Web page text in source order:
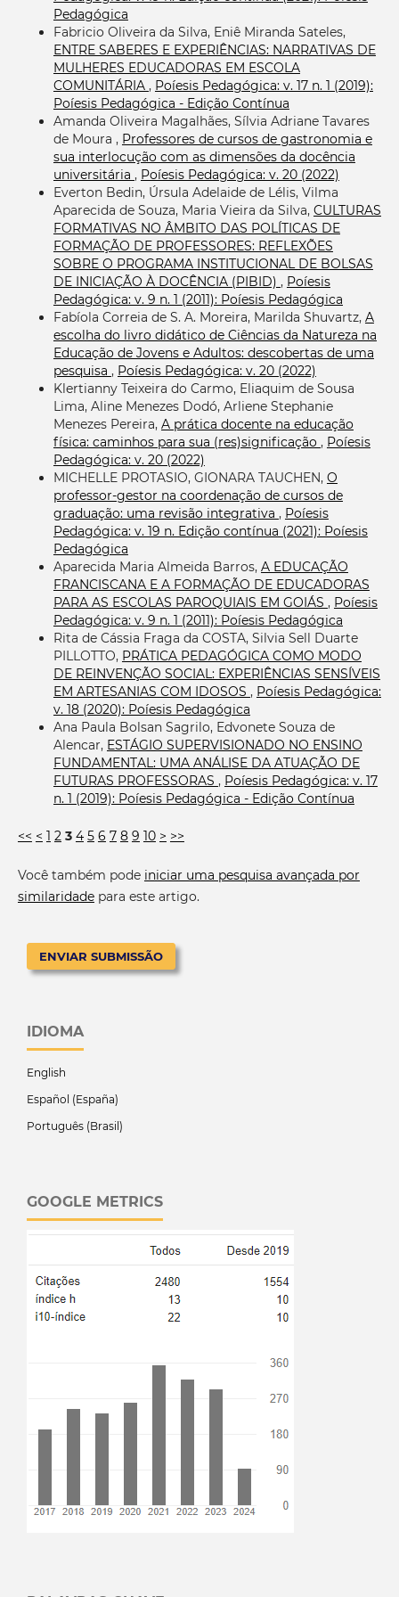
Pedagógica
Fabricio Oliveira da Silva, Eniê Miranda Sateles,
ENTRE SABERES E EXPERIÊNCIAS: NARRATIVAS DE
MULHERES EDUCADORAS EM ESCOLA
COMUNITÁRIA , Poíesis Pedagógica: v. 17 n. 1 (2019):
Poíesis Pedagógica - Edição Contínua
Amanda Oliveira Magalhães, Sílvia Adriane Tavares
de Moura , Professores de cursos de gastronomia e
sua interlocução com as dimensões da docência
universitária , Poíesis Pedagógica: v. 20 (2022)
Everton Bedin, Úrsula Adelaide de Lélis, Vilma
Aparecida de Souza, Maria Vieira da Silva, CULTURAS
FORMATIVAS NO ÂMBITO DAS POLÍTICAS DE
FORMAÇÃO DE PROFESSORES: REFLEXÕES
SOBRE O PROGRAMA INSTITUCIONAL DE BOLSAS
DE INICIAÇÃO À DOCÊNCIA (PIBID) , Poíesis
Pedagógica: v. 9 n. 1 (2011): Poíesis Pedagógica
Fabíola Correia de S. A. Moreira, Marilda Shuvartz, A
escolha do livro didático de Ciências da Natureza na
Educação de Jovens e Adultos: descobertas de uma
pesquisa , Poíesis Pedagógica: v. 20 (2022)
Klertianny Teixeira do Carmo, Eliaquim de Sousa
Lima, Aline Menezes Dodó, Arliene Stephanie
Menezes Pereira, A prática docente na educação
física: caminhos para sua (res)significação , Poíesis
Pedagógica: v. 20 (2022)
MICHELLE PROTASIO, GIONARA TAUCHEN, O
professor-gestor na coordenação de cursos de
graduação: uma revisão integrativa , Poíesis
Pedagógica: v. 19 n. Edição contínua (2021): Poíesis
Pedagógica
Aparecida Maria Almeida Barros, A EDUCAÇÃO
FRANCISCANA E A FORMAÇÃO DE EDUCADORAS
PARA AS ESCOLAS PAROQUIAIS EM GOIÁS , Poíesis
Pedagógica: v. 9 n. 1 (2011): Poíesis Pedagógica
Rita de Cássia Fraga da COSTA, Silvia Sell Duarte
PILLOTTO, PRÁTICA PEDAGÓGICA COMO MODO
DE REINVENÇÃO SOCIAL: EXPERIÊNCIAS SENSÍVEIS
EM ARTESANIAS COM IDOSOS , Poíesis Pedagógica:
v. 18 (2020): Poíesis Pedagógica
Ana Paula Bolsan Sagrilo, Edvonete Souza de
Alencar, ESTÁGIO SUPERVISIONADO NO ENSINO
FUNDAMENTAL: UMA ANÁLISE DA ATUAÇÃO DE
FUTURAS PROFESSORAS , Poíesis Pedagógica: v. 17
n. 1 (2019): Poíesis Pedagógica - Edição Contínua
<< < 1 2 3 4 5 6 7 8 9 10 > >>
Você também pode iniciar uma pesquisa avançada por
similaridadepara este artigo.
ENVIAR SUBMISSÃO
IDIOMA
English
Español (España)
Português (Brasil)
GOOGLE METRICS